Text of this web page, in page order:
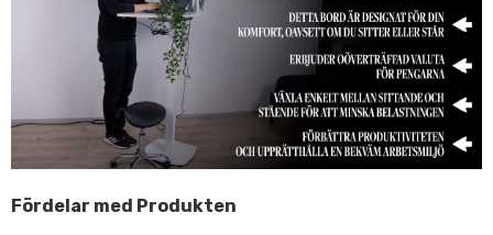
Fördelar med Produkten